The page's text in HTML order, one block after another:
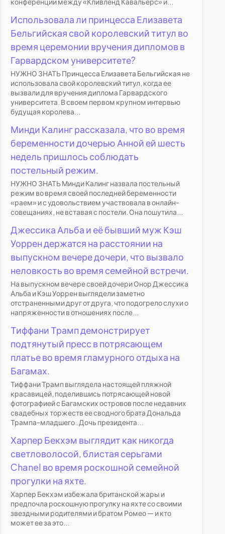
Использовала ли принцесса Елизавета
Бельгийская свой королевский титул во
время церемонии вручения дипломов в
Гарвардском университете?
НУЖНО ЗНАТЬ Принцесса Елизавета Бельгийская не
использовала свой королевский титул, когда ее
вызвали для вручения диплома Гарвардского
университета. В своем первом крупном интервью
будущая королева...
Минди Калинг рассказала, что во время
беременности дочерью Анной ей шесть
недель пришлось соблюдать
постельный режим.
НУЖНО ЗНАТЬ Минди Калинг назвала постельный
режим во время своей последней беременности
«раем» и с удовольствием участвовала в онлайн-
совещаниях, не вставая с постели. Она пошутила...
Джессика Альба и её бывший муж Кэш
Уоррен держатся на расстоянии на
выпускном вечере дочери, что вызвало
неловкость во время семейной встречи.
На выпускном вечере своей дочери Онор Джессика
Альба и Кэш Уоррен выглядели заметно
отстраненными друг от друга, что подогрело слухи о
напряженности в отношениях после...
Тиффани Трамп демонстрирует
подтянутый пресс в потрясающем
платье во время гламурного отдыха на
Багамах.
Тиффани Трамп выглядела настоящей пляжной
красавицей, поделившись потрясающей новой
фотографией с Багамских островов после недавних
свадебных торжеств ее сводного брата Дональда
Трампа-младшего . Дочь президента...
Харпер Бекхэм выглядит как никогда
светловолосой, блистая серьгами
Chanel во время роскошной семейной
прогулки на яхте.
Харпер Бекхэм избежала британской жары и
предпочла роскошную прогулку на яхте со своими
звездными родителями и братом Ромео — и кто
может ее за это...